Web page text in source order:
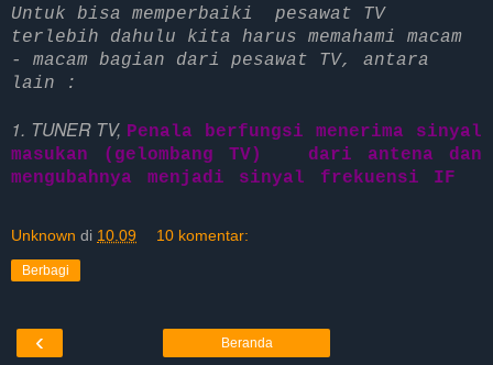
Untuk bisa memperbaiki pesawat TV
terlebih dahulu kita harus memahami macam
- macam bagian dari pesawat TV, antara
lain :
1. TUNER TV, Penala berfungsi menerima sinyal
masukan (gelombang TV) dari antena dan
mengubahnya menjadi sinyal frekuensi IF
Unknown di 10.09 10 komentar:
Berbagi
‹ Beranda